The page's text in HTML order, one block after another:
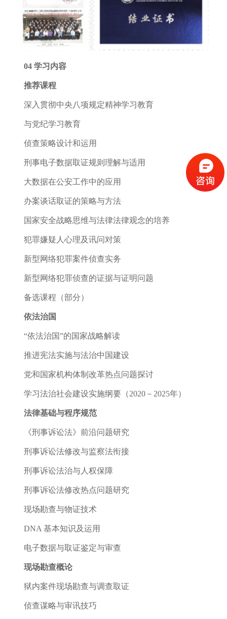
04 学习内容
推荐课程
深入贯彻中央八项规定精神学习教育
与党纪学习教育
侦查策略设计和运用
刑事电子数据取证规则理解与适用
大数据在公安工作中的应用
办案谈话取证的策略与方法
国家安全战略思维与法律法律观念的培养
犯罪嫌疑人心理及讯问对策
新型网络犯罪案件侦查实务
新型网络犯罪侦查的证据与证明问题
备选课程（部分）
依法治国
“依法治国”的国家战略解读
推进宪法实施与法治中国建设
党和国家机构体制改革热点问题探讨
学习法治社会建设实施纲要（2020－2025年）
法律基础与程序规范
《刑事诉讼法》前沿问题研究
刑事诉讼法修改与监察法衔接
刑事诉讼法治与人权保障
刑事诉讼法修改热点问题研究
现场勘查与物证技术
DNA 基本知识及运用
电子数据与取证鉴定与审查
现场勘查概论
狱内案件现场勘查与调查取证
侦查谋略与审讯技巧